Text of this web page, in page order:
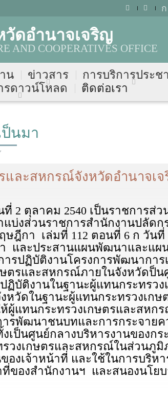
ก
ดอำนาจเจริญ
AND COOPERATIVES OFFICE
น ข่าวสาร
การบริการประช
รดาวน์โหลด ติดต่อเรา
ป็นมา
และสหกรณ์จังหวัดอำนาจเ
2 ตุลาคม 2540 เป็นราชการส่
งส่วนราชการสำนักงานปลัดก
ฎีกา เล่มที่ 112 ตอนที่ 6 ก วัน
และประสานแผนพัฒนาและแผ
รปฏิบัติงานโครงการพัฒนากา
ตรและสหกรณ์ภายในจังหวัดป็
บัติงานในฐานะผู้แทนกระทรว
วัดในฐานะผู้แทนกระทรวงเก
ผู้แทนกระทรวงเกษตรและสหก
ารพัฒนาชนบทและการกระจาย
ป็นศูนย์กลางบริหารงานของกร
วงเกษตรและสหกรณ์ในส่วนภูมิ
องเจ้าหน้าที่ และใช้ในการบริห
องสำนักงานฯ และสนองนโยบ